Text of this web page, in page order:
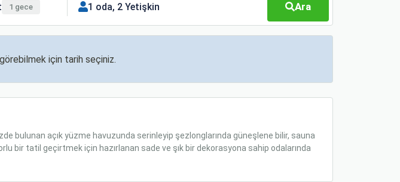
1 gece 1 oda, 2 Yetişkin Ara
için tarih seçiniz.
bulunan açık yüzme havuzunda serinleyip şezlonglarında güneşlene bilir, sauna
bir tatil geçirtmek için hazırlanan sade ve şık bir dekorasyona sahip odalarında